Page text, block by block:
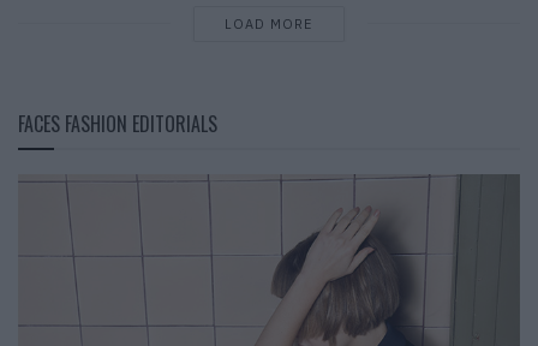
LOAD MORE
FACES FASHION EDITORIALS